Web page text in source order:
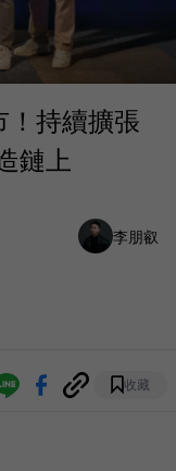
持續擴張
鏈上
李朋叡
收藏